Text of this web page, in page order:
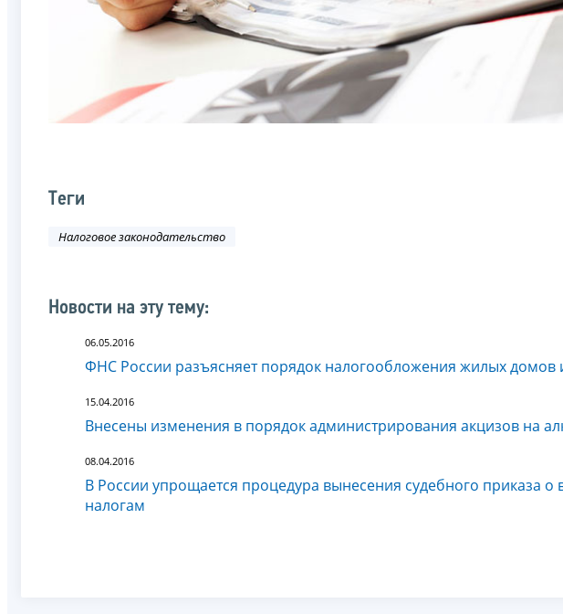
Теги
Налоговое законодательство
Новости на эту тему:
06.05.2016
ФНС России разъясняет порядок налогообложения жилых
15.04.2016
Внесены изменения в порядок администрирования акцизов на
08.04.2016
В России упрощается процедура вынесения судебного приказа о
налогам